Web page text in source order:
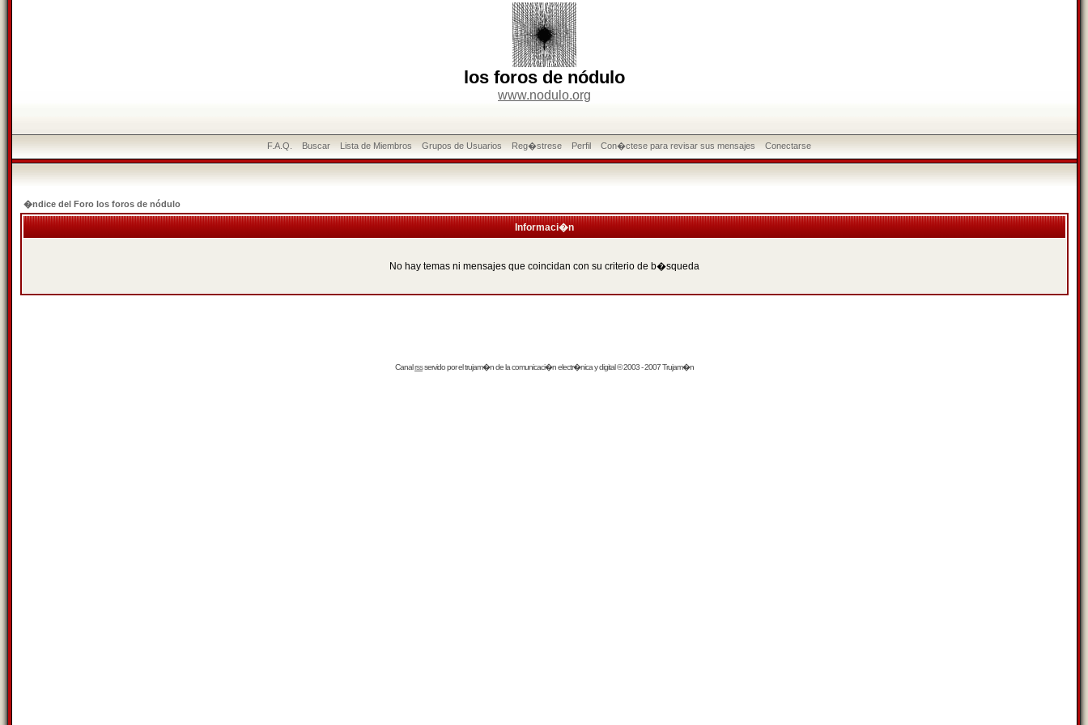
los foros de nódulo
www.nodulo.org
F.A.Q. Buscar Lista de Miembros Grupos de Usuarios Reg�strese Perfil Con�ctese para revisar sus mensajes Conectarse
�ndice del Foro los foros de nódulo
Informaci�n
No hay temas ni mensajes que coincidan con su criterio de b�squeda
Canalrssservido por eltrujam�nde la comunicaci�n electr�nica y digital © 2003 - 2007 Trujam�n